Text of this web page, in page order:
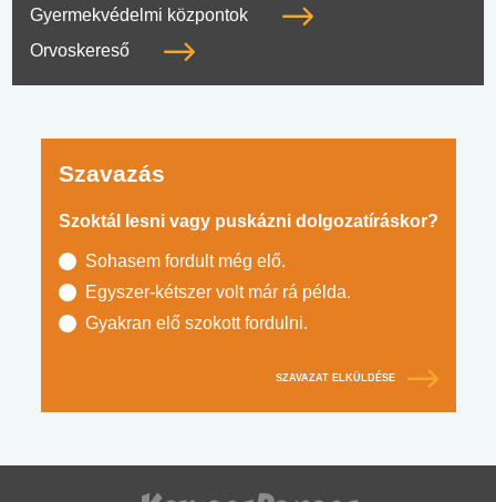
Gyermekvédelmi központok
Orvoskereső
Szavazás
Szoktál lesni vagy puskázni dolgozatíráskor?
Sohasem fordult még elő.
Egyszer-kétszer volt már rá példa.
Gyakran elő szokott fordulni.
SZAVAZAT ELKÜLDÉSE